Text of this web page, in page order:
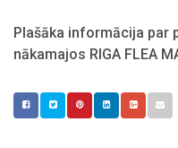
Plašāka informācija par
nākamajos RIGA FLEA